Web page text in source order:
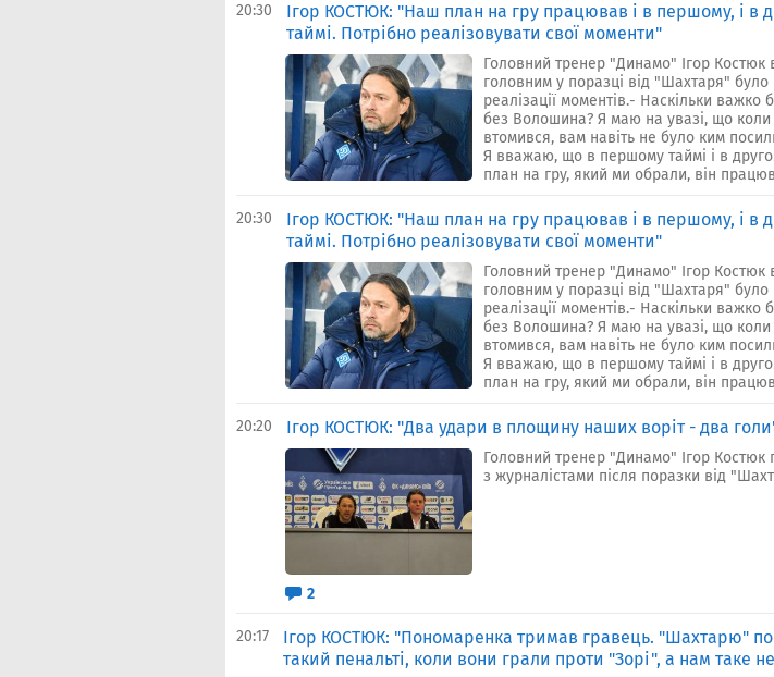
20:30
Ігор КОСТЮК: "Наш план на гру працював і в першому, і в
таймі. Потрібно реалізовувати свої моменти"
Головний тренер "Динамо" Ігор
головним у поразці від "Шахтаря" було
реалізації моментів.- Наскільки важко
без Волошина? Я маю на увазі, що
втомився, вам навіть не було ким
Я вважаю, що в першому таймі і в
план на гру, який ми обрали, він
20:30
Ігор КОСТЮК: "Наш план на гру працював і в першому, і в
таймі. Потрібно реалізовувати свої моменти"
Головний тренер "Динамо" Ігор
головним у поразці від "Шахтаря" було
реалізації моментів.- Наскільки важко
без Волошина? Я маю на увазі, що
втомився, вам навіть не було ким
Я вважаю, що в першому таймі і в
план на гру, який ми обрали, він
20:20 Ігор КОСТЮК: "Два удари в площину наших воріт - два
Головний тренер "Динамо" Ігор Костюк
з журналістами після поразки від
2
20:17
Ігор КОСТЮК: "Пономаренка тримав гравець. "Шахтарю"
такий пенальті, коли вони грали проти "Зорі", а нам таке